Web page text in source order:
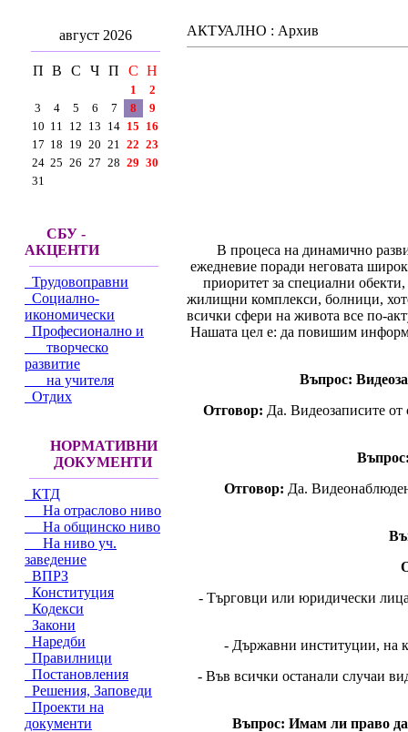
август 2026
П В С Ч П С Н
1
2
3
4 5 6 7 8
9
10 11 12 13 14 15 16
17 18 19 20 21 22 23
24 25 26 27 28 29 30
31
СБУ -
АКЦЕНТИ
Трудовоправни
Социално-
икономически
Професионално и
творческо
развитие
на учителя
Отдих
НОРМАТИВНИ
ДОКУМЕНТИ
КТД
На отраслово ниво
На общинско ниво
На ниво уч.
заведение
ВПРЗ
Конституция
Кодекси
Закони
Наредби
Правилници
Постановления
Решения, Заповеди
Проекти на
документи
АКТУАЛНО : Архив
В процеса на динамично
ежедневие поради неговата
приоритет за специални
жилищни комплекси, болници,
всички сфери на живота все по-
Нашата цел е: да повишим
Въпрос:
Отговор: Да. Видеозаписите от
Отговор: Да.
- Търговци или юридически
- Държавни институции, на
- Във всички останали случаи
Въпрос: Имам ли право